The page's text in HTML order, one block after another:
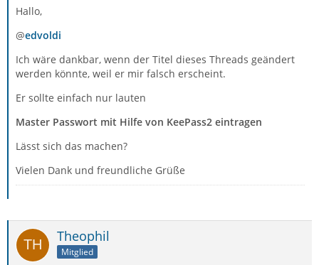
Hallo,
@edvoldi
Ich wäre dankbar, wenn der Titel dieses Threads geändert
werden könnte, weil er mir falsch erscheint.
Er sollte einfach nur lauten
Master Passwort mit Hilfe von KeePass2 eintragen
Lässt sich das machen?
Vielen Dank und freundliche Grüße
Theophil
Mitglied